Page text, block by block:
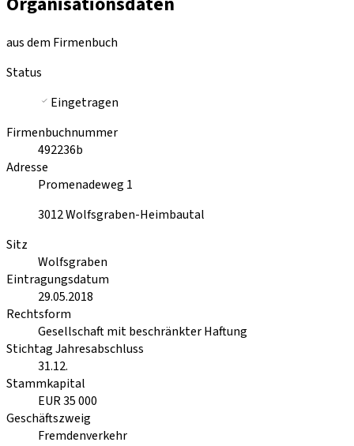
aus dem Firmenbuch
Status
Eingetragen
Firmenbuchnummer
492236b
Adresse
Promenadeweg 1
3012Wolfsgraben-Heimbautal
Sitz
Wolfsgraben
Eintragungsdatum
29.05.2018
Rechtsform
Gesellschaft mit beschränkter Haftung
Stichtag Jahresabschluss
31.12.
Stammkapital
EUR 35 000
Geschäftszweig
Fremdenverkehr